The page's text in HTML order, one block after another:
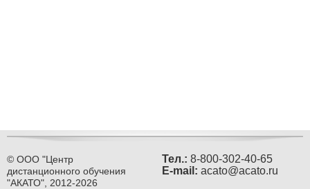
© ООО "Центр
дистанционного обучения
"АКАТО", 2012-2026
Тел.: 8-800-302-40-65
Е-mail: acato@acato.ru